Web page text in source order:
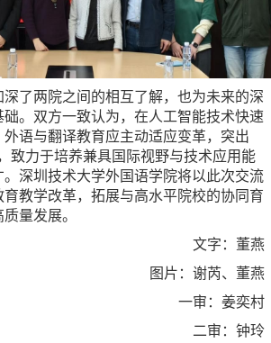
深了两院之间的相互了解，也为未来的深
础。双方一致认为，在人工智能技术快速
语与翻译教育应主动适应变革，突出
致力于培养兼具国际视野与技术应用能
深圳技术大学外国语学院将以此次交流
教学改革，拓展与高水平院校的协同育
量发展。
文字：董燕
图片：谢芮、董燕
一审：姜奕村
二审：钟玲